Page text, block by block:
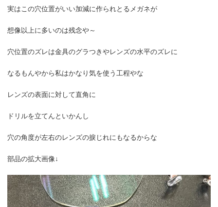
実はこの穴位置がいい加減に作られとるメガネが
想像以上に多いのは残念や～
穴位置のズレは金具のグラつきやレンズの水平のズレに
なるもんやから私はかなり気を使う工程やな
レンズの表面に対して直角に
ドリルを立てんといかんし
穴の角度が左右のレンズの捩じれにもなるからな
部品の拡大画像↓